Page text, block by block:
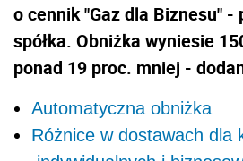
o cennik "Gaz dla Biznesu" -
spółka. Obniżka wyniesie
ponad 19 proc. mniej -
Automatyczna obniżka
Różnice w dostawach dla